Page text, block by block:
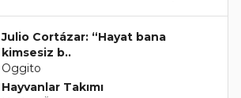
Julio Cortázar: “Hayat bana
kimsesiz b..
Oggito
Hayvanlar Takımı